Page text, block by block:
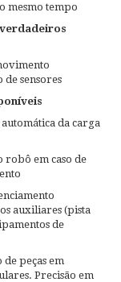
mesmo tempo
de sensores
da carga
robô em caso de
auxiliares (pista
de
peças em
Precisão em